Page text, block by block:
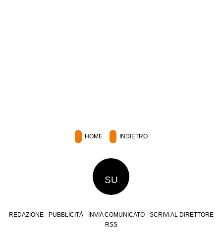
HOME INDIETRO
SU
REDAZIONE PUBBLICITÀ INVIA COMUNICATO
SCRIVI AL DIRETTORE
RSS